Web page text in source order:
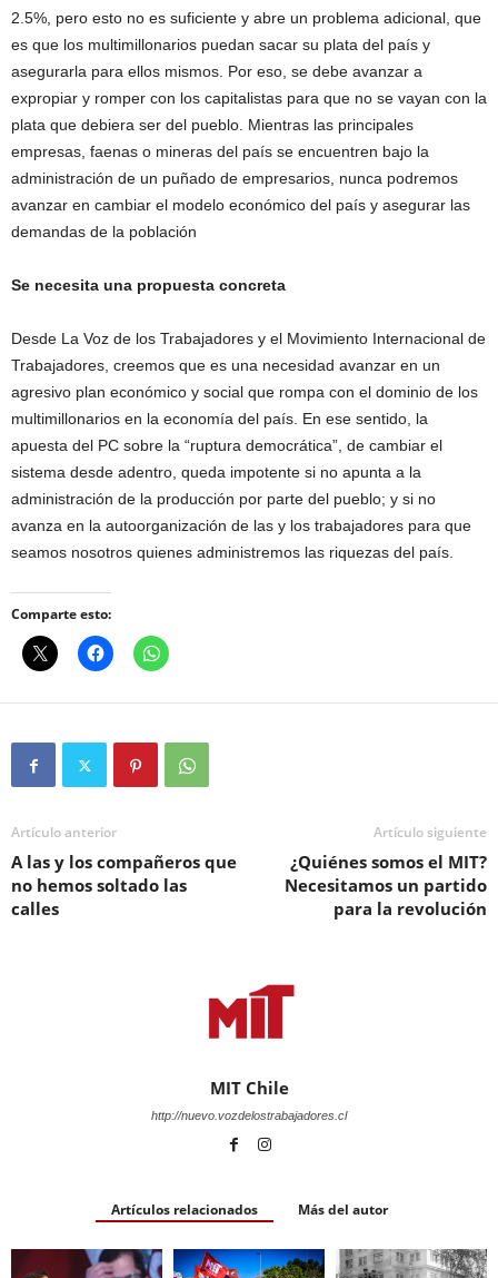
2.5%, pero esto no es suficiente y abre un problema adicional, que
es que los multimillonarios puedan sacar su plata del país y
asegurarla para ellos mismos. Por eso, se debe avanzar a
expropiar y romper con los capitalistas para que no se vayan con la
plata que debiera ser del pueblo. Mientras las principales
empresas, faenas o mineras del país se encuentren bajo la
administración de un puñado de empresarios, nunca podremos
avanzar en cambiar el modelo económico del país y asegurar las
demandas de la población
Se necesita una propuesta concreta
Desde La Voz de los Trabajadores y el Movimiento Internacional de
Trabajadores, creemos que es una necesidad avanzar en un
agresivo plan económico y social que rompa con el dominio de los
multimillonarios en la economía del país. En ese sentido, la
apuesta del PC sobre la “ruptura democrática”, de cambiar el
sistema desde adentro, queda impotente si no apunta a la
administración de la producción por parte del pueblo; y si no
avanza en la autoorganización de las y los trabajadores para que
seamos nosotros quienes administremos las riquezas del país.
Comparte esto:
Artículo anterior
A las y los compañeros que
no hemos soltado las
calles
Artículo siguiente
¿Quiénes somos el MIT?
Necesitamos un partido
para la revolución
MIT Chile
http://nuevo.vozdelostrabajadores.cl
Artículos relacionados Más del autor